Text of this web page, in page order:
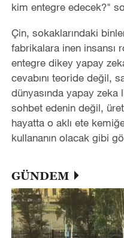
kim entegre edecek?"
Çin, sokaklarındaki
fabrikalara inen insansı
entegre dikey yapay
cevabını teoride değil,
dünyasında yapay zeka
sohbet edenin değil,
hayatta o aklı ete
kullananın olacak gibi
GÜNDEM